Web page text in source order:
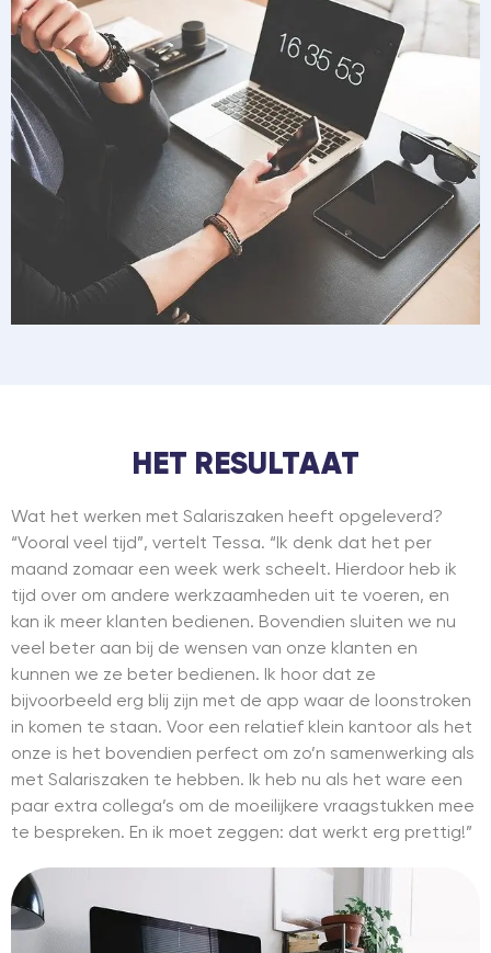
HET RESULTAAT
Wat het werken met Salariszaken heeft opgeleverd?
“Vooral veel tijd”, vertelt Tessa. “Ik denk dat het per
maand zomaar een week werk scheelt. Hierdoor heb ik
tijd over om andere werkzaamheden uit te voeren, en
kan ik meer klanten bedienen. Bovendien sluiten we nu
veel beter aan bij de wensen van onze klanten en
kunnen we ze beter bedienen. Ik hoor dat ze
bijvoorbeeld erg blij zijn met de app waar de loonstroken
in komen te staan. Voor een relatief klein kantoor als het
onze is het bovendien perfect om zo’n samenwerking als
met Salariszaken te hebben. Ik heb nu als het ware een
paar extra collega’s om de moeilijkere vraagstukken mee
te bespreken. En ik moet zeggen: dat werkt erg prettig!”